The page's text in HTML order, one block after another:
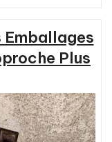
»
Emballages
Plus